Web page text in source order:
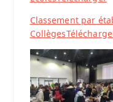
Classement par
Collèges